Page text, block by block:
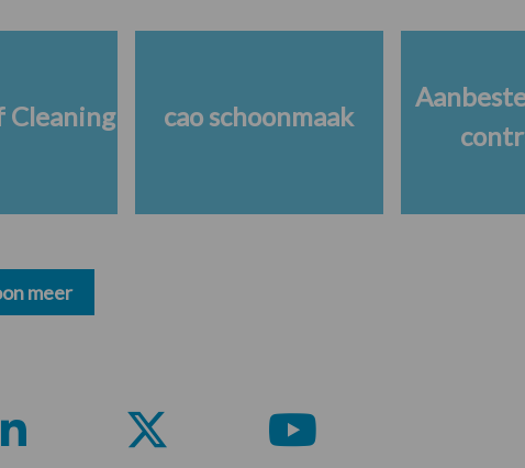
Cleaning cao schoonmaak
meer